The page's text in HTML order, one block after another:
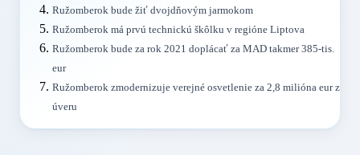
Ružomberok bude žiť dvojdňovým jarmokom
Ružomberok má prvú technickú škôlku v regióne Liptova
Ružomberok bude za rok 2021 doplácať za MAD takmer 385-tis.
eur
Ružomberok zmodernizuje verejné osvetlenie za 2,8 milióna eur z
úveru